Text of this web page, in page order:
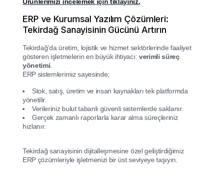
ERP ve Kurumsal Yazılım Çözümleri:
Tekirdağ Sanayisinin Gücünü Artırın
Tekirdağ’da üretim, lojistik ve hizmet sektörlerinde faaliyet
gösteren işletmelerin en büyük ihtiyacı: verimli süreç
yönetimi
ERP sistemlerimiz sayesinde;
Stok, satış, üretim ve insan kaynakları tek platformda
yönetilir.
Verileriniz bulut tabanlı güvenli sistemlerde saklanır.
Gerçek zamanlı raporlarla karar alma süreçleriniz
hızlanır.
Tekirdağ sanayisinin dijitalleşmesine özel geliştirdiğimiz
ERP çözümleriyle işletmenizi bir üst seviyeye taşıyın.